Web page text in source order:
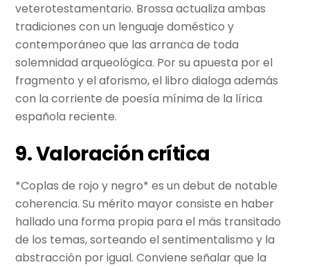
veterotestamentario. Brossa actualiza ambas
tradiciones con un lenguaje doméstico y
contemporáneo que las arranca de toda
solemnidad arqueológica. Por su apuesta por el
fragmento y el aforismo, el libro dialoga además
con la corriente de poesía mínima de la lírica
española reciente.
9. Valoración crítica
*Coplas de rojo y negro* es un debut de notable
coherencia. Su mérito mayor consiste en haber
hallado una forma propia para el más transitado
de los temas, sorteando el sentimentalismo y la
abstracción por igual. Conviene señalar que la